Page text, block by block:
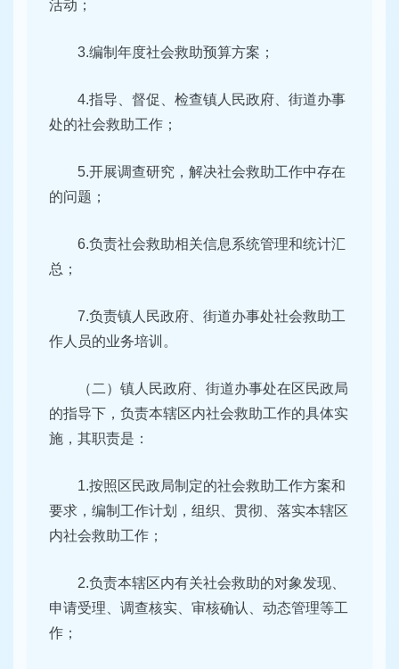
活动；
3.编制年度社会救助预算方案；
4.指导、督促、检查镇人民政府、街道办事
处的社会救助工作；
5.开展调查研究，解决社会救助工作中存在
的问题；
6.负责社会救助相关信息系统管理和统计汇
总；
7.负责镇人民政府、街道办事处社会救助工
作人员的业务培训。
（二）镇人民政府、街道办事处在区民政局
的指导下，负责本辖区内社会救助工作的具体实
施，其职责是：
1.按照区民政局制定的社会救助工作方案和
要求，编制工作计划，组织、贯彻、落实本辖区
内社会救助工作；
2.负责本辖区内有关社会救助的对象发现、
申请受理、调查核实、审核确认、动态管理等工
作；